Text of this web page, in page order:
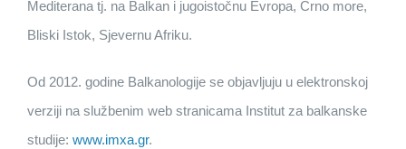
Mediterana tj. na Balkan i jugoistočnu Evropa, Crno more,
Bliski Istok, Sjevernu Afriku.
Od 2012. godine Balkanologije se objavljuju u elektronskoj
verziji na službenim web stranicama Institut za balkanske
studije: www.imxa.gr.